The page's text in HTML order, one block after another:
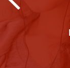
Макиенко